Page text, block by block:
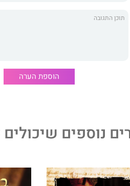
הוספת הערה
נוספים שיכולים